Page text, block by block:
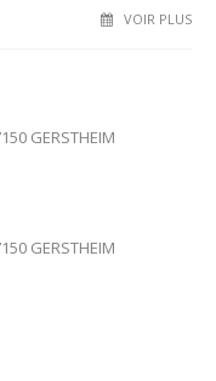
VOIR PLUS
GERSTHEIM
GERSTHEIM